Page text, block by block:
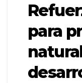
para